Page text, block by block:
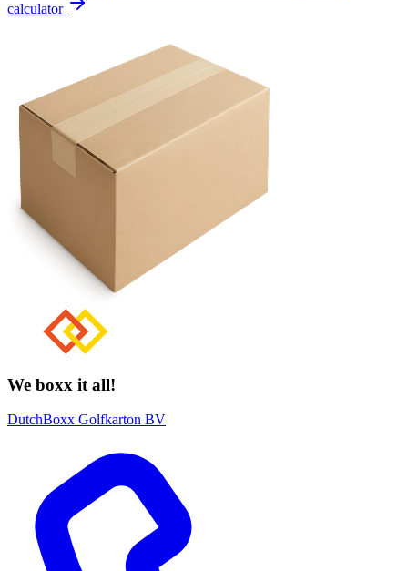
calculator
We boxx it all!
DutchBoxx Golfkarton BV